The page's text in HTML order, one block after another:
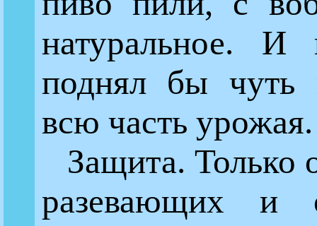
натуральное. И
поднял бы
всю часть урожая.
Защита. Только
разевающих и